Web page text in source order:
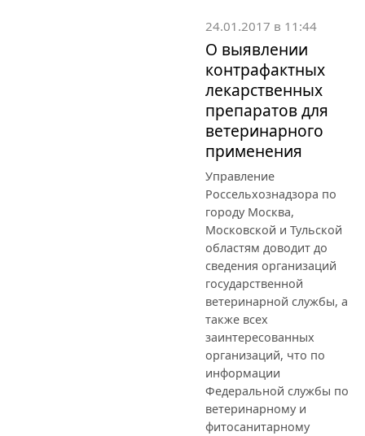
24.01.2017 в 11:44
О выявлении
контрафактных
лекарственных
препаратов для
ветеринарного
применения
Управление
Россельхознадзора по
городу Москва,
Московской и Тульской
областям доводит до
сведения организаций
государственной
ветеринарной службы, а
также всех
заинтересованных
организаций, что по
информации
Федеральной службы по
ветеринарному и
фитосанитарному